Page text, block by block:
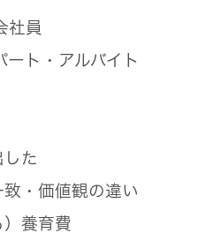
員
・アルバイト
た
・価値観の違い
養育費